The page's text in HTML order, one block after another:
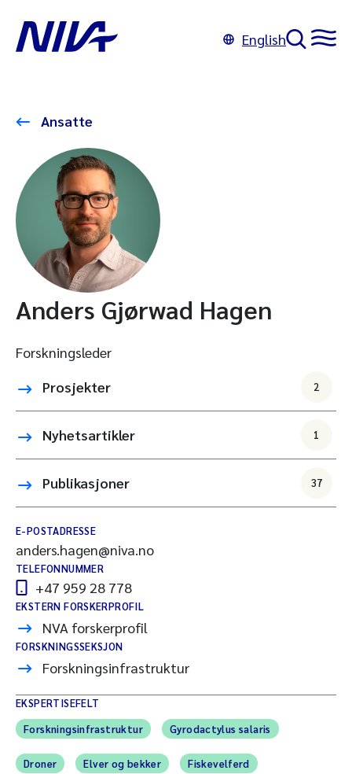
English
Ansatte
Anders Gjørwad Hagen
Forskningsleder
Prosjekter
2
Nyhetsartikler 1
Publikasjoner 37
E-POSTADRESSE
anders.hagen@niva.no
TELEFONNUMMER
+47 959 28 778
EKSTERN FORSKERPROFIL
NVA forskerprofil
FORSKNINGSSEKSJON
Forskningsinfrastruktur
EKSPERTISEFELT
Forskningsinfrastruktur
Gyrodactylus salaris
Droner Elver og bekker Fiskevelferd